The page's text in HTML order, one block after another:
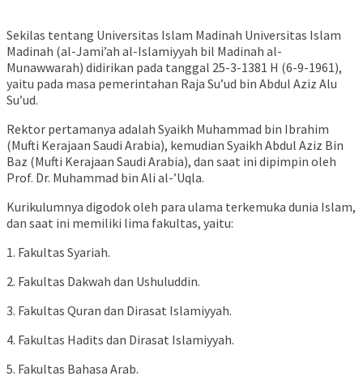
Sekilas tentang Universitas Islam Madinah Universitas Islam
Madinah (al-Jami’ah al-Islamiyyah bil Madinah al-
Munawwarah) didirikan pada tanggal 25-3-1381 H (6-9-1961),
yaitu pada masa pemerintahan Raja Su’ud bin Abdul Aziz Alu
Su’ud.
Rektor pertamanya adalah Syaikh Muhammad bin Ibrahim
(Mufti Kerajaan Saudi Arabia), kemudian Syaikh Abdul Aziz Bin
Baz (Mufti Kerajaan Saudi Arabia), dan saat ini dipimpin oleh
Prof. Dr. Muhammad bin Ali al-’Uqla.
Kurikulumnya digodok oleh para ulama terkemuka dunia Islam,
dan saat ini memiliki lima fakultas, yaitu:
1. Fakultas Syariah.
2. Fakultas Dakwah dan Ushuluddin.
3. Fakultas Quran dan Dirasat Islamiyyah.
4. Fakultas Hadits dan Dirasat Islamiyyah.
5. Fakultas Bahasa Arab.